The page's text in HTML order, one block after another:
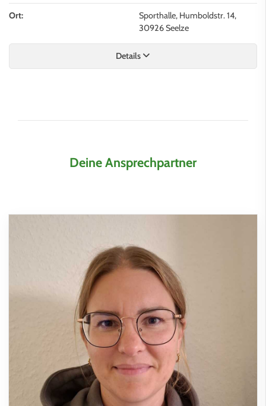
Ort:
Sporthalle, Humboldstr. 14,
30926 Seelze
Details
Deine Ansprechpartner